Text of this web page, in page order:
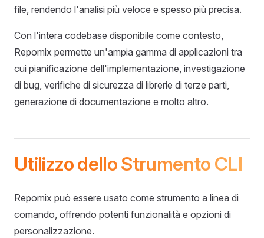
file, rendendo l'analisi più veloce e spesso più precisa.
Con l'intera codebase disponibile come contesto,
Repomix permette un'ampia gamma di applicazioni tra
cui pianificazione dell'implementazione, investigazione
di bug, verifiche di sicurezza di librerie di terze parti,
generazione di documentazione e molto altro.
Utilizzo dello Strumento CLI
Repomix può essere usato come strumento a linea di
comando, offrendo potenti funzionalità e opzioni di
personalizzazione.